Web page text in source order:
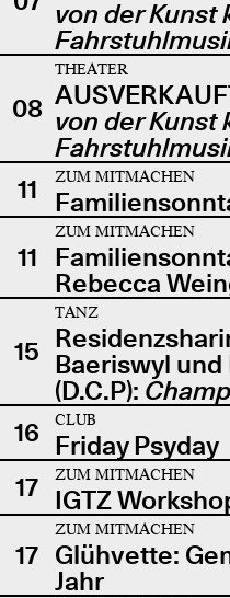
von der Kunst
08
THEATER
von der Kunst
11
ZUM MITMACHEN
11
ZUM MITMACHEN
Rebecca
15
TANZ
Baeriswyl und
(D.C.P): Champ
16
CLUB
Friday Psyday
17
ZUM MITMACHEN
IGTZ
17
ZUM MITMACHEN
Glühvette:
Jahr